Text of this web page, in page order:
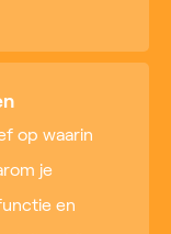
op waarin
je
en